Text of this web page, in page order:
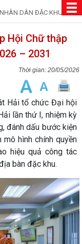
DÂN ĐẶC KHU
Hội Chữ thập
– 2031
20/05/2026
Hải tổ chức Đại hội
lần thứ I, nhiệm kỳ
đánh dấu bước kiện
hình chính quyền
hiệu quả công tác
bàn đặc khu.